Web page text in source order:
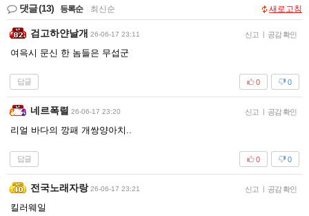
댓글(13) 등록순 최신순 새로고침
검고하얀날개 26-06-17 23:11 신고 | 공감 확인
여윽시 문신 한 놈들은 무섭군
답글 0
0
네르폭렬 26-06-17 23:20 신고 | 공감 확인
리얼 바다의 깡패 개쌍양아치..
답글 0
0
전국노래자랑 26-06-17 23:21 신고 | 공감 확인
킬러웨일